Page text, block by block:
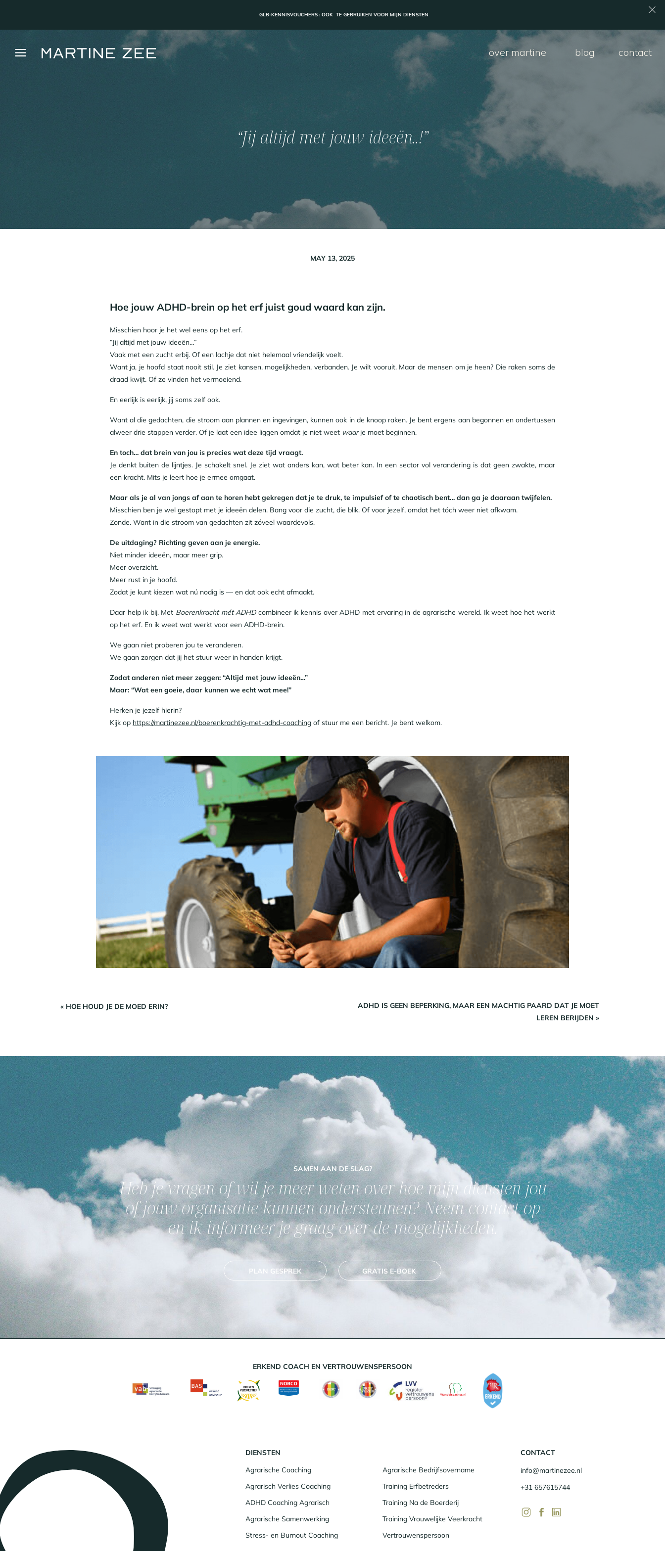
GLB-KENNISVOUCHERS : OOK TE GEBRUIKEN VOOR MIJN DIENSTEN
contact
blog
over martine
“Jij altijd met jouw ideeën..!”
MAY 13, 2025
Hoe jouw ADHD-brein op het erf juist goud waard kan zijn.
Misschien hoor je het wel eens op het erf.
“Jij altijd met jouw ideeën…”
Vaak met een zucht erbij. Of een lachje dat niet helemaal vriendelijk voelt.
Want ja, je hoofd staat nooit stil. Je ziet kansen, mogelijkheden, verbanden. Je wilt vooruit. Maar de mensen om je heen? Die raken soms de
draad kwijt. Of ze vinden het vermoeiend.
En eerlijk is eerlijk, jij soms zelf ook.
Want al die gedachten, die stroom aan plannen en ingevingen, kunnen ook in de knoop raken. Je bent ergens aan begonnen en ondertussen
alweer drie stappen verder. Of je laat een idee liggen omdat je niet weet waarje moet beginnen.
En toch… dat brein van jou is precies wat deze tijd vraagt.
Je denkt buiten de lijntjes. Je schakelt snel. Je ziet wat anders kan, wat beter kan. In een sector vol verandering is dat geen zwakte, maar
een kracht. Mits je leert hoe je ermee omgaat.
Maar als je al van jongs af aan te horen hebt gekregen dat je te druk, te impulsief of te chaotisch bent… dan ga je daaraan twijfelen.
Misschien ben je wel gestopt met je ideeën delen. Bang voor die zucht, die blik. Of voor jezelf, omdat het tóch weer niet afkwam.
Zonde. Want in die stroom van gedachten zit zóveel waardevols.
De uitdaging? Richting geven aan je energie.
Niet minder ideeën, maar meer grip.
Meer overzicht.
Meer rust in je hoofd.
Zodat je kunt kiezen wat nú nodig is — en dat ook echt afmaakt.
Daar help ik bij. Met Boerenkracht mét ADHDcombineer ik kennis over ADHD met ervaring in de agrarische wereld. Ik weet hoe het werkt
op het erf. En ik weet wat werkt voor een ADHD-brein.
We gaan niet proberen jou te veranderen.
We gaan zorgen dat jij het stuur weer in handen krijgt.
Zodat anderen niet meer zeggen: “Altijd met jouw ideeën…”
Maar: “Wat een goeie, daar kunnen we echt wat mee!”
Herken je jezelf hierin?
Kijk op https://martinezee.nl/boerenkrachtig-met-adhd-coaching of stuur me een bericht. Je bent welkom.
ADHD IS GEEN BEPERKING, MAAR EEN MACHTIG PAARD DAT JE MOET
LEREN BERIJDEN »
« HOE HOUD JE DE MOED ERIN?
SAMEN AAN DE SLAG?
Heb je vragen of wil je meer weten over hoe mijn diensten jou
of jouw organisatie kunnen ondersteunen? Neem contact op
en ik informeer je graag over de mogelijkheden.
PLAN GESPREK GRATIS E-BOEK
ERKEND COACH EN VERTROUWENSPERSOON
DIENSTEN
Agrarische Coaching
Stress- en Burnout Coaching
Agrarisch Verlies Coaching
ADHD Coaching Agrarisch
Vertrouwenspersoon
CONTACT
info@martinezee.nl
+31 657615744
Training Vrouwelijke Veerkracht
Training Erfbetreders
Training Na de Boerderij
Agrarische Samenwerking
Agrarische Bedrijfsovername